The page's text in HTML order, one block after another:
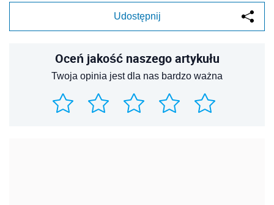
Udostępnij
Oceń jakość naszego artykułu
Twoja opinia jest dla nas bardzo ważna